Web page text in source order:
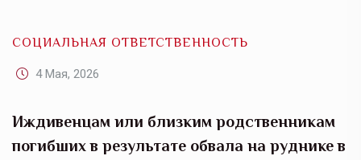
СОЦИАЛЬНАЯ ОТВЕТСТВЕННОСТЬ
4 Мая, 2026
Иждивенцам или близким родственникам
погибших в результате обвала на руднике в